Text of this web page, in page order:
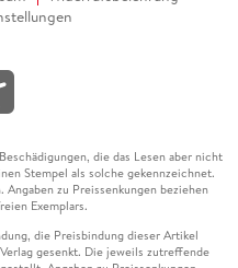
die das Lesen aber nicht
Stempel als solche gekennzeichnet.
zu Preissenkungen beziehen
Exemplars.
die Preisbindung dieser Artikel
gesenkt. Die jeweils zutreffende